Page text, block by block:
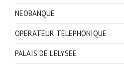
NEOBANQUE
OPERATEUR TELEPHONIQUE
PALAIS DE L'ELYSEE